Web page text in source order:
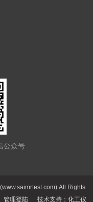
公众号
All Rights
管理登陆 技术支持： 化工仪